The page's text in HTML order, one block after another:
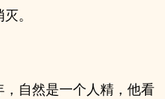
。
自然是一个人精，他看